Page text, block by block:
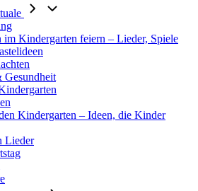
im Kindergarten feiern – Lieder, Spiele
Gesundheit
Kindergarten – Ideen, die Kinder
Lieder